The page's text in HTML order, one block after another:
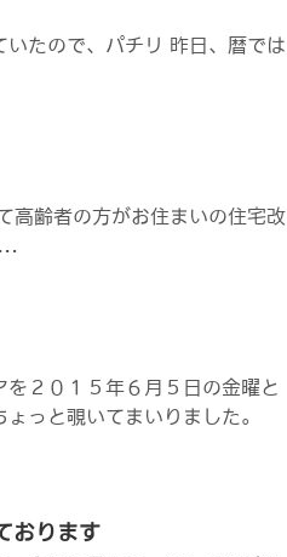
たので、パチリ 昨日、暦では
高齢者の方がお住まいの住宅改
２０１５年６月５日の金曜と
っと覗いてまいりました。
おります